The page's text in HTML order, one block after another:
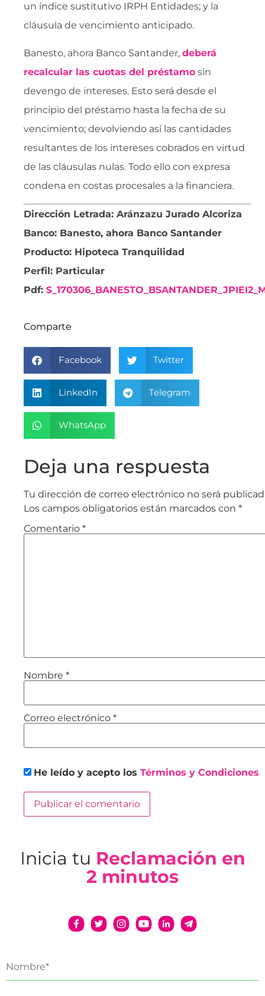
un índice sustitutivo IRPH Entidades; y la
cláusula de vencimiento anticipado.
Banesto, ahora Banco Santander, deberá
recalcular las cuotas del préstamo sin
devengo de intereses. Esto será desde el
principio del préstamo hasta la fecha de su
vencimiento; devolviendo así las cantidades
resultantes de los intereses cobrados en virtud
de las cláusulas nulas. Todo ello con expresa
condena en costas procesales a la financiera.
Dirección Letrada: Aránzazu Jurado Alcoriza
Banco: Banesto, ahora Banco Santander
Producto: Hipoteca Tranquilidad
Perfil: Particular
Pdf:
Comparte
Facebook Twitter
LinkedIn Telegram
WhatsApp
Deja una respuesta
Tu dirección de correo electrónico no será
Los campos obligatorios están marcados con *
Comentario *
Nombre *
Correo electrónico *
He leído y acepto los Términos y Condiciones
Inicia tu Reclamación en
2 minutos